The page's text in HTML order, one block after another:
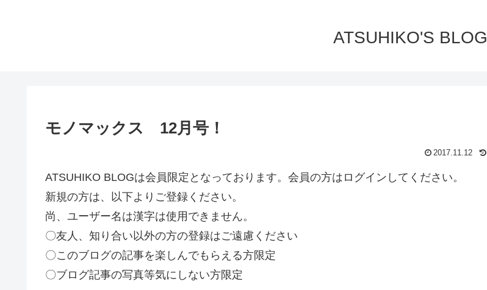
ATSUHIKO'S BLOG
モノマックス 12月号！
2017.11.12
ATSUHIKO BLOGは会員限定となっております。会員の方はログインしてください。
新規の方は、以下よりご登録ください。
尚、ユーザー名は漢字は使用できません。
〇友人、知り合い以外の方の登録はご遠慮ください
〇このブログの記事を楽しんでもらえる方限定
〇ブログ記事の写真等気にしない方限定